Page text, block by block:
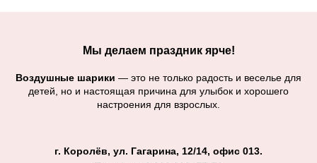
Мы делаем праздник ярче!
Воздушные шарики — это не только радость и веселье для
детей, но и настоящая причина для улыбок и хорошего
настроения для взрослых.
г. Королёв, ул. Гагарина, 12/14, офис 013.